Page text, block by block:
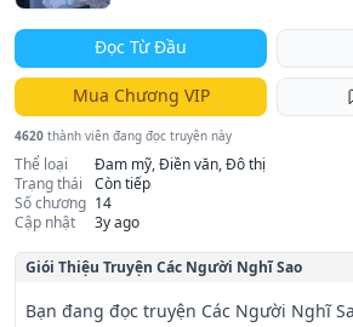
Đọc Từ Đầu
Mua Chương VIP
4620 thành viên đang đọc truyện này
Thể loại
Đam mỹ, Điền văn, Đô thị
Trạng thái
Còn tiếp
Số chương 14
Cập nhật
3y ago
Giói Thiệu Truyện Các Người Nghĩ Sao
Bạn đang đọc truyện Các Người Nghĩ